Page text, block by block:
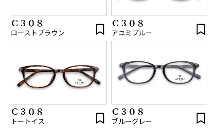
Ｃ３０８
ローストブラウン
Ｃ３０８
アユミブルー
Ｃ３０８
トートイス
Ｃ３０８
ブルーグレー